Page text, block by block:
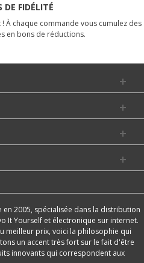
DE FIDÉLITÉ
À chaque commande vous cumulez des
en bons de réductions.
2005, spécialisée dans la distribution
It Yourself et électronique sur internet.
meilleur prix, voici la philosophie qui
un accent très fort sur le fait d'être
innovants qui correspondent aux